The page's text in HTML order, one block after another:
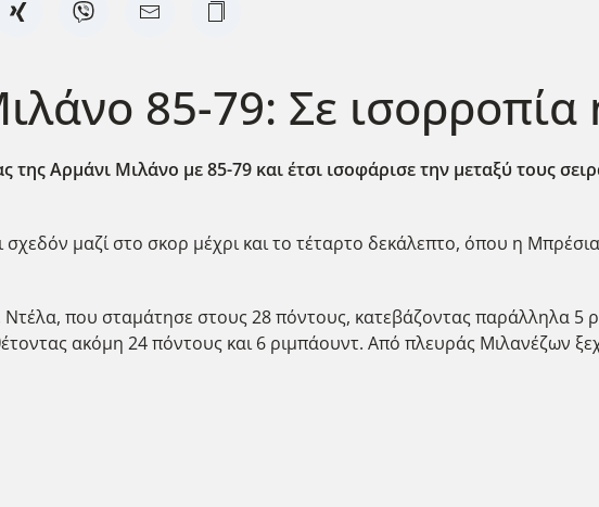
85-79: Σε ισορροπία
Αρμάνι Μιλάνο με 85-79 και έτσι ισοφάρισε την μεταξύ τους
μαζί στο σκορ μέχρι και το τέταρτο δεκάλεπτο, όπου η
που σταμάτησε στους 28 πόντους, κατεβάζοντας παράλληλα 5
ακόμη 24 πόντους και 6 ριμπάουντ. Από πλευράς Μιλανέζων